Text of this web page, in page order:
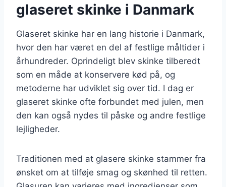
glaseret skinke i Danmark
Glaseret skinke har en lang historie i Danmark,
hvor den har været en del af festlige måltider i
århundreder. Oprindeligt blev skinke tilberedt
som en måde at konservere kød på, og
metoderne har udviklet sig over tid. I dag er
glaseret skinke ofte forbundet med julen, men
den kan også nydes til påske og andre festlige
lejligheder.
Traditionen med at glasere skinke stammer fra
ønsket om at tilføje smag og skønhed til retten.